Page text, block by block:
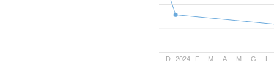
2024
D F M A M G L